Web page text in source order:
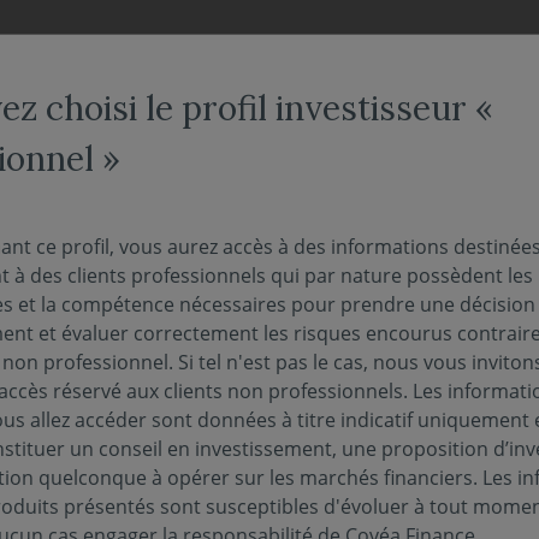
lance son premier
ELTIF
gestion de portefeuille du groupe Covéa,
choisi le profil investisseur «
»
ce profil, vous aurez accès à des informations destinées
à des clients professionnels qui par nature possèdent les
et la compétence nécessaires pour prendre une décision
et évaluer correctement les risques encourus
non professionnel. Si tel n'est pas le cas, nous vous
réservé aux clients non professionnels. Les
allez accéder sont données à titre indicatif uniquement
un conseil en investissement, une proposition
quelconque à opérer sur les marchés financiers. Les
présentés sont susceptibles d'évoluer à tout